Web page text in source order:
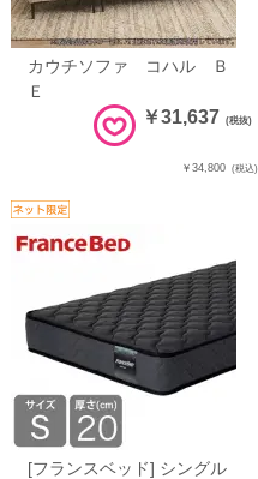
カウチソファ コハル Ｂ
Ｅ
￥31,637 (税抜)
￥34,800 (税込)
[フランスベッド] シングル